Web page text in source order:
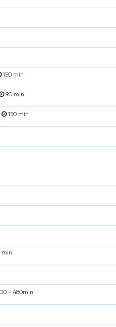
150 min
90 min
150 min
- 480min